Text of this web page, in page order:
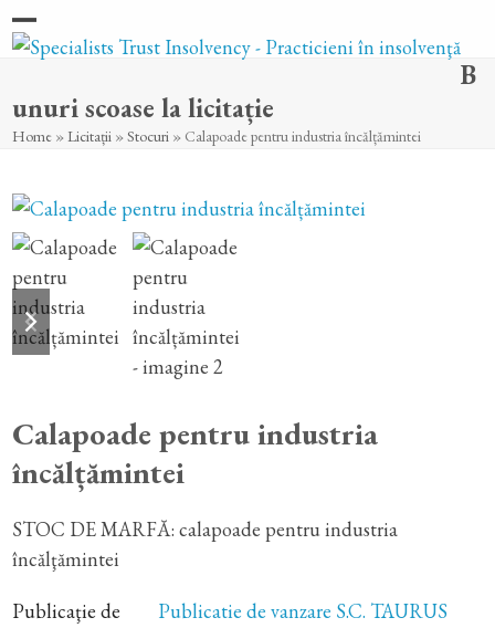
Skip
toOpen
menu
Close
menu
B
unuri scoase la licitație
Home »Licitații »Stocuri » Calapoade pentru industria încălțămintei
previous
slide
next
slide
Calapoade pentru industria
încălțămintei
STOC DE MARFĂ: calapoade pentru industria
încălţămintei
Publicaţie de
Publicatie de vanzare S.C. TAURUS